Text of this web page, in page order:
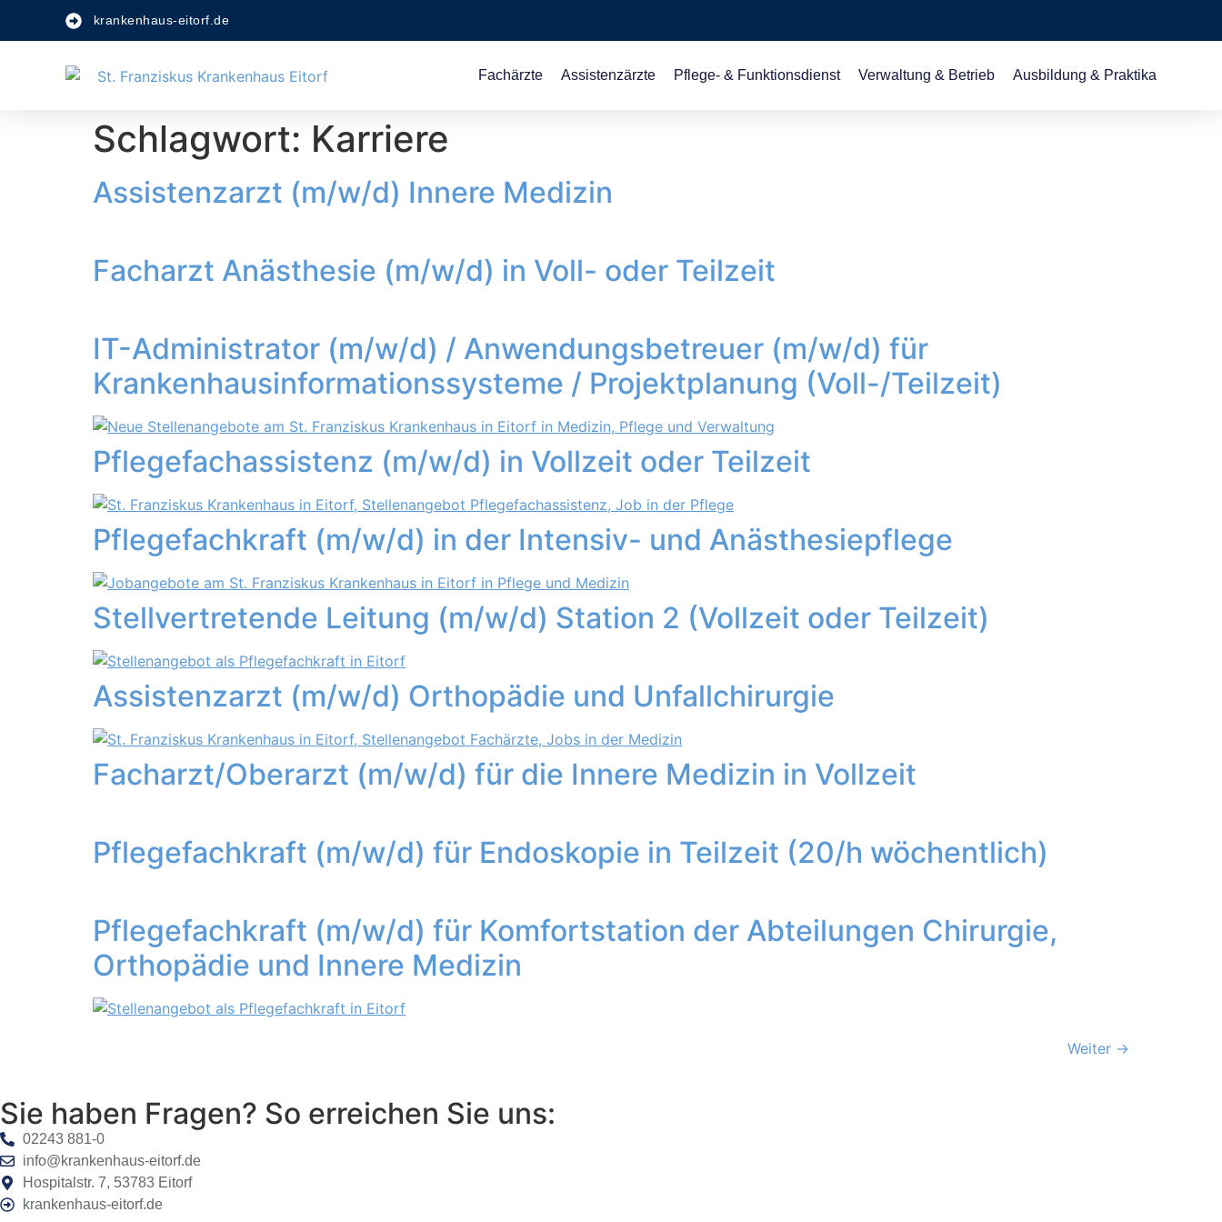
krankenhaus-eitorf.de
Fachärzte Assistenzärzte Pflege- & Funktionsdienst Verwaltung & Betrieb Ausbildung & Praktika
Schlagwort: Karriere
Assistenzarzt (m/w/d) Innere Medizin
Facharzt Anästhesie (m/w/d) in Voll- oder Teilzeit
IT-Administrator (m/w/d) / Anwendungsbetreuer (m/w/d) für
Krankenhausinformationssysteme / Projektplanung (Voll-/Teilzeit)
Pflegefachassistenz (m/w/d) in Vollzeit oder Teilzeit
Pflegefachkraft (m/w/d) in der Intensiv- und Anästhesiepflege
Stellvertretende Leitung (m/w/d) Station 2 (Vollzeit oder Teilzeit)
Assistenzarzt (m/w/d) Orthopädie und Unfallchirurgie
Facharzt/Oberarzt (m/w/d) für die Innere Medizin in Vollzeit
Pflegefachkraft (m/w/d) für Endoskopie in Teilzeit (20/h wöchentlich)
Pflegefachkraft (m/w/d) für Komfortstation der Abteilungen Chirurgie,
Orthopädie und Innere Medizin
Weiter →
Sie haben Fragen? So erreichen Sie uns:
02243 881-0
info@krankenhaus-eitorf.de
Hospitalstr. 7, 53783 Eitorf
krankenhaus-eitorf.de